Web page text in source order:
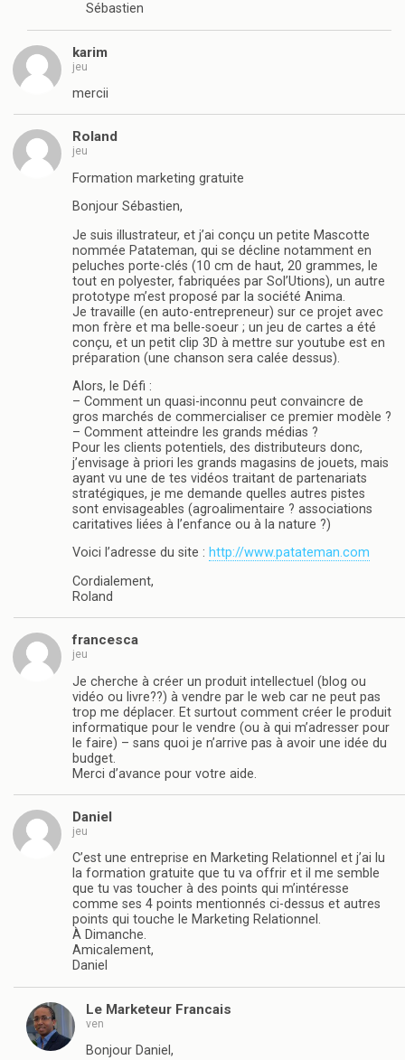
Sébastien
karim
jeu
mercii
Roland
jeu
Formation marketing gratuite
Bonjour Sébastien,
Je suis illustrateur, et j’ai conçu un petite Mascotte
nommée Patateman, qui se décline notamment en
peluches porte-clés (10 cm de haut, 20 grammes, le
tout en polyester, fabriquées par Sol’Utions), un autre
prototype m’est proposé par la société Anima.
Je travaille (en auto-entrepreneur) sur ce projet avec
mon frère et ma belle-soeur ; un jeu de cartes a été
conçu, et un petit clip 3D à mettre sur youtube est en
préparation (une chanson sera calée dessus).
Alors, le Défi :
– Comment un quasi-inconnu peut convaincre de
gros marchés de commercialiser ce premier modèle ?
– Comment atteindre les grands médias ?
Pour les clients potentiels, des distributeurs donc,
j’envisage à priori les grands magasins de jouets, mais
ayant vu une de tes vidéos traitant de partenariats
stratégiques, je me demande quelles autres pistes
sont envisageables (agroalimentaire ? associations
caritatives liées à l’enfance ou à la nature ?)
Voici l’adresse du site : http://www.patateman.com
Cordialement,
Roland
francesca
jeu
Je cherche à créer un produit intellectuel (blog ou
vidéo ou livre??) à vendre par le web car ne peut pas
trop me déplacer. Et surtout comment créer le produit
informatique pour le vendre (ou à qui m’adresser pour
le faire) – sans quoi je n’arrive pas à avoir une idée du
budget.
Merci d’avance pour votre aide.
Daniel
jeu
C’est une entreprise en Marketing Relationnel et j’ai lu
la formation gratuite que tu va offrir et il me semble
que tu vas toucher à des points qui m’intéresse
comme ses 4 points mentionnés ci-dessus et autres
points qui touche le Marketing Relationnel.
À Dimanche.
Amicalement,
Daniel
Le Marketeur Francais
ven
Bonjour Daniel,